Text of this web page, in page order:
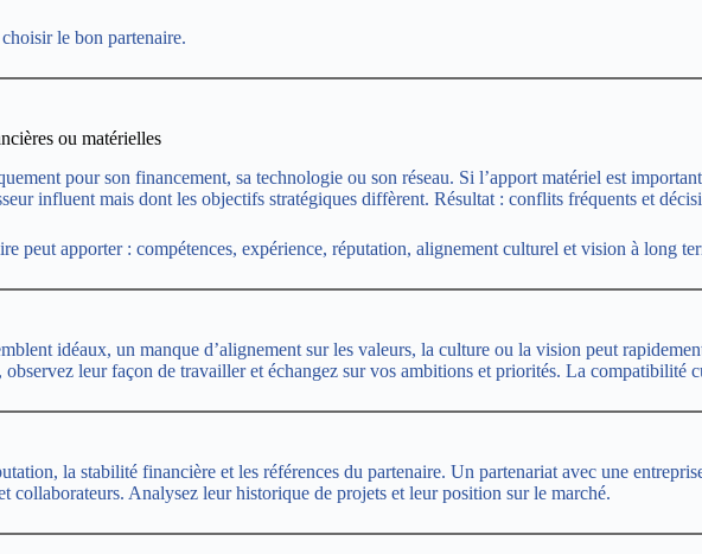
le bon partenaire.
ou matérielles
pour son financement, sa technologie ou son réseau. Si l’apport matériel est
influent mais dont les objectifs stratégiques diffèrent. Résultat : conflits fréquents et
peut apporter : compétences, expérience, réputation, alignement culturel et vision à long
idéaux, un manque d’alignement sur les valeurs, la culture ou la vision peut
observez leur façon de travailler et échangez sur vos ambitions et priorités. La
la stabilité financière et les références du partenaire. Un partenariat avec une
collaborateurs. Analysez leur historique de projets et leur position sur le marché.